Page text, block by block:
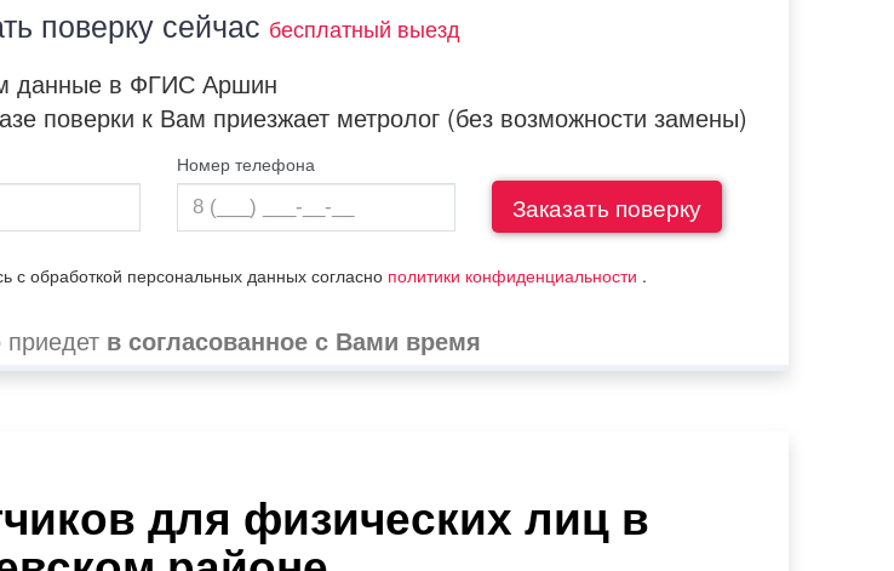
поверку сейчас бесплатный выезд
данные в ФГИС Аршин
поверки к Вам приезжает метролог (без возможности замены)
Номер телефона
с обработкой персональных данных согласно политики конфиденциальности .
в согласованное с Вами время
для физических лиц в